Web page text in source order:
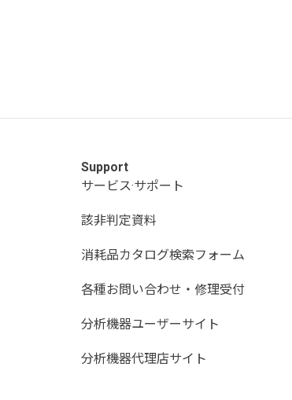
Support
サービス·サポート
該非判定資料
消耗品カタログ検索フォーム
各種お問い合わせ・修理受付
分析機器ユーザーサイト
分析機器代理店サイト